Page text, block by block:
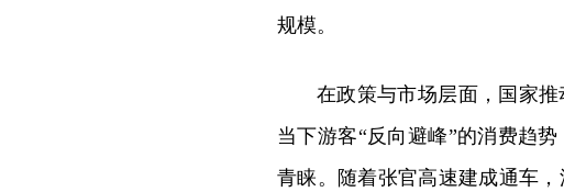
规模。
在政策与市场层面，国家
当下游客“反向避峰”的消费趋
青睐。随着张官高速建成通车